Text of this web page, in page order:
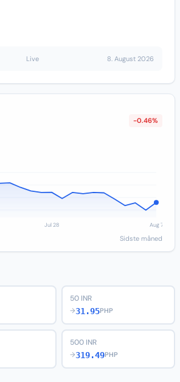
Live 8. August 2026
-0.46%
Sidste måned
50 INR
→31.95PHP
500 INR
→319.49PHP